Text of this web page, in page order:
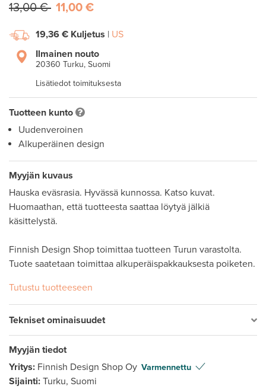
13,00 € 11,00 €
19,36 € Kuljetus | US
Ilmainen nouto
20360 Turku, Suomi
Lisätiedot toimituksesta
Tuotteen kunto
Uudenveroinen
Alkuperäinen design
Myyjän kuvaus
Hauska eväsrasia. Hyvässä kunnossa. Katso kuvat.
Huomaathan, että tuotteesta saattaa löytyä jälkiä
käsittelystä.
Finnish Design Shop toimittaa tuotteen Turun varastolta.
Tuote saatetaan toimittaa alkuperäispakkauksesta poiketen.
Tutustu tuotteeseen
Tekniset ominaisuudet
Myyjän tiedot
Yritys: Finnish Design Shop Oy Varmennettu
Sijainti: Turku, Suomi